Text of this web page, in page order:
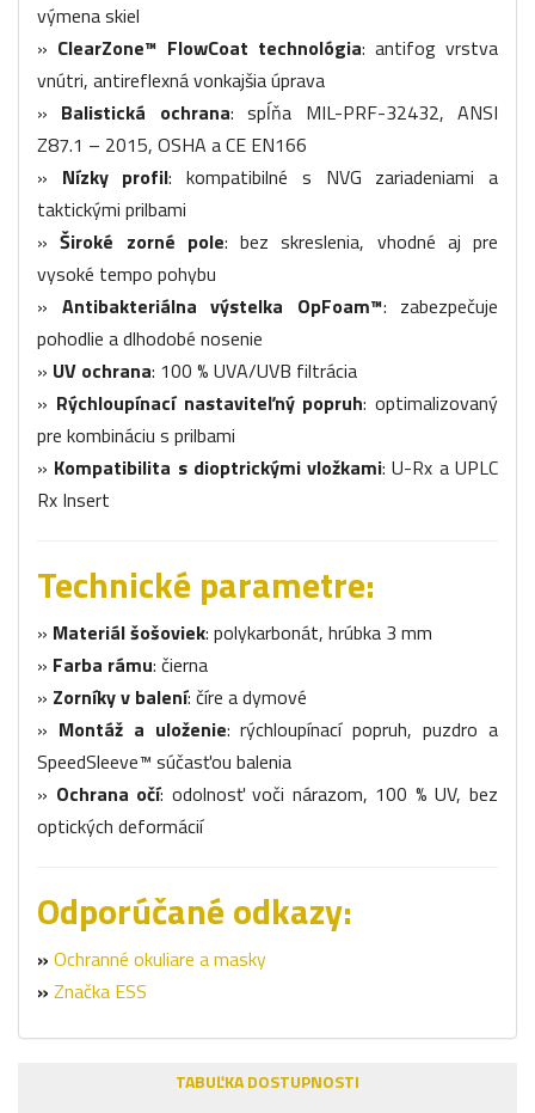
výmena skiel
» ClearZone™ FlowCoat technológia: antifog vrstva
vnútri, antireflexná vonkajšia úprava
» Balistická ochrana: spĺňa MIL-PRF-32432, ANSI
Z87.1 – 2015, OSHA a CE EN166
» Nízky profil: kompatibilné s NVG zariadeniami a
taktickými prilbami
»Široké zorné pole: bez skreslenia, vhodné aj pre
vysoké tempo pohybu
» Antibakteriálna výstelka OpFoam™: zabezpečuje
pohodlie a dlhodobé nosenie
» UV ochrana: 100 % UVA/UVB filtrácia
» Rýchloupínací nastaviteľný popruh: optimalizovaný
pre kombináciu s prilbami
» Kompatibilita s dioptrickými vložkami: U-Rx a UPLC
Rx Insert
Technické parametre:
» Materiál šošoviek: polykarbonát, hrúbka 3 mm
» Farba rámu: čierna
» Zorníky v balení: číre a dymové
» Montáž a uloženie: rýchloupínací popruh, puzdro a
SpeedSleeve™ súčasťou balenia
» Ochrana očí: odolnosť voči nárazom, 100 % UV, bez
optických deformácií
Odporúčané odkazy:
» Ochranné okuliare a masky
» Značka ESS
TABUĽKA DOSTUPNOSTI